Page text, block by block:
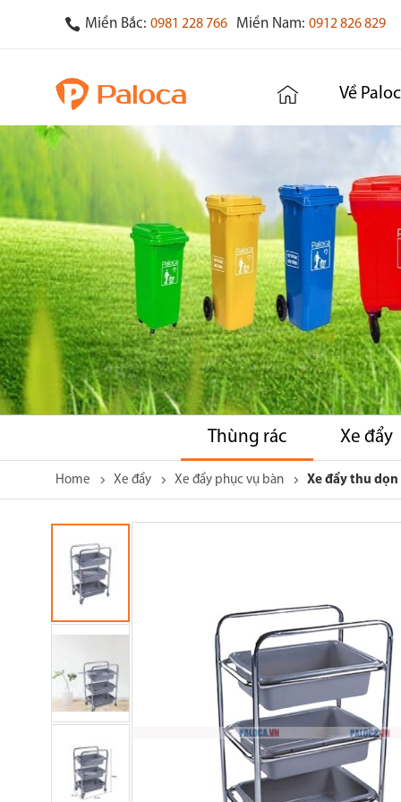
Miền Bắc: 0981 228 766 Miền Nam: 0912 826 829
Về
Thùng rác Xe đẩy
Home Xe đẩy Xe đẩy phục vụ bàn Xe đẩy thu
end
the
gallery